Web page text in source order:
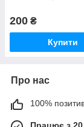
200 ₴
Купити
Про нас
100%